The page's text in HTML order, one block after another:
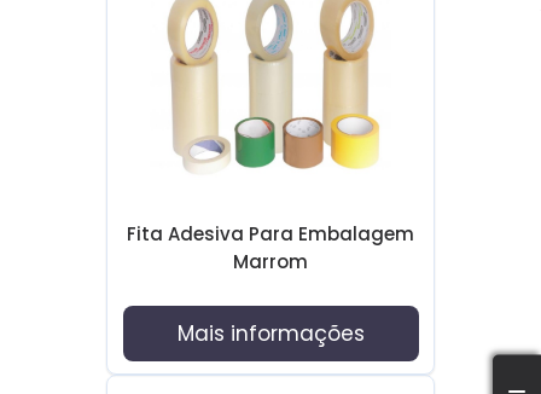
Fita Adesiva Para Embalagem
Marrom
Mais informações